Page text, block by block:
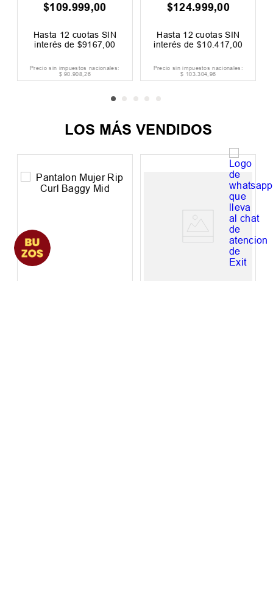
$109.999,00
Hasta 12 cuotas SIN
interés de $9167 00
Precio sin impuestos nacionales:
$ 90.908,26
$124.999,00
Hasta 12 cuotas SIN
interés de $10 .417 00
Precio sin impuestos nacionales:
$ 103.304,96
LOS MÁS VENDIDOS